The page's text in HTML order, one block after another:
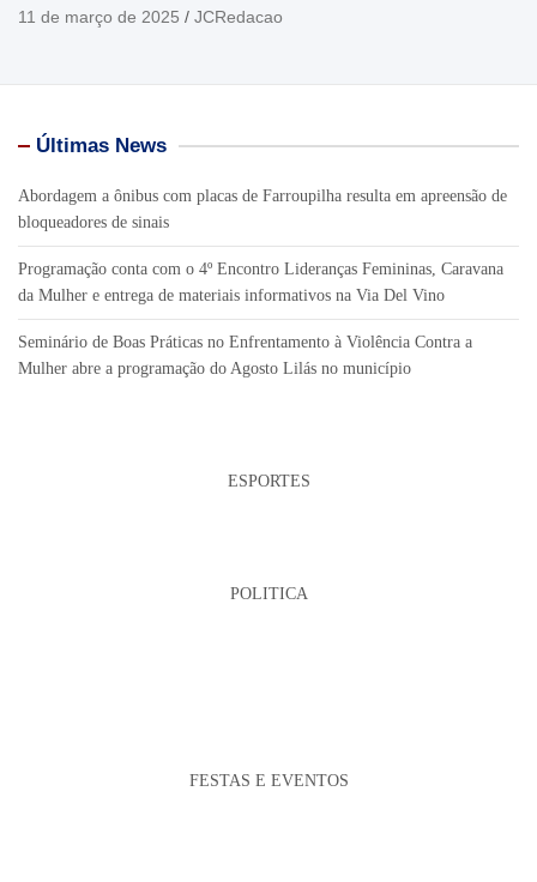
11 de março de 2025
JCRedacao
Últimas News
Abordagem a ônibus com placas de Farroupilha resulta em apreensão de
bloqueadores de sinais
Programação conta com o 4º Encontro Lideranças Femininas, Caravana
da Mulher e entrega de materiais informativos na Via Del Vino
Seminário de Boas Práticas no Enfrentamento à Violência Contra a
Mulher abre a programação do Agosto Lilás no município
ESPORTES
POLITICA
FESTAS E EVENTOS